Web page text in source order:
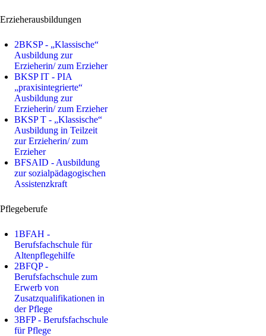
Erzieherausbildungen
2BKSP - „Klassische“
Ausbildung zur
Erzieherin/ zum Erzieher
BKSP IT - PIA
„praxisintegrierte“
Ausbildung zur
Erzieherin/ zum Erzieher
BKSP T - „Klassische“
Ausbildung in Teilzeit
zur Erzieherin/ zum
Erzieher
BFSAID - Ausbildung
zur sozialpädagogischen
Assistenzkraft
Pflegeberufe
1BFAH -
Berufsfachschule für
Altenpflegehilfe
2BFQP -
Berufsfachschule zum
Erwerb von
Zusatzqualifikationen in
der Pflege
3BFP - Berufsfachschule
für Pflege